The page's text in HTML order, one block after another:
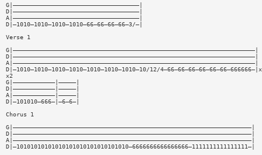
G|————————————————————————————————————|
D|————————————————————————————————————|
A|————————————————————————————————————|
D|—1010—1010—1010—1010—66—66—66—66—3/—|
Verse 1
G|—————————————————————————————————————————————————————————————————————|
D|—————————————————————————————————————————————————————————————————————|
A|—————————————————————————————————————————————————————————————————————|
D|—1010—1010—1010—1010—1010—1010—1010—10/12/
x2
G|————————————|—————|
D|————————————|—————|
A|————————————|—————|
D|—101010—666—|—6—6—|
Chorus 1
G|————————————————————————————————————————————————————————————————————|
D|————————————————————————————————————————————————————————————————————|
A|————————————————————————————————————————————————————————————————————|
D|—10101010101010101010101010101010—6666666666666666—1111111111111111—|